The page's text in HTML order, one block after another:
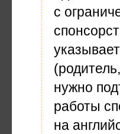
с
нужно
работы
на